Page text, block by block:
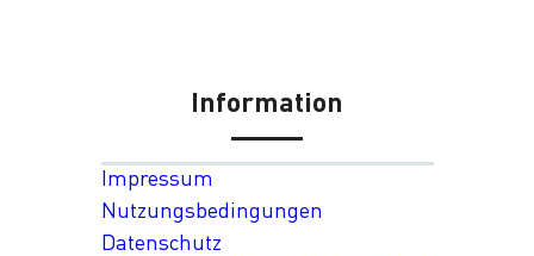
Information
Impressum
Nutzungsbedingungen
Datenschutz